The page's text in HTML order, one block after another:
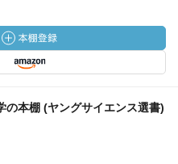
の本棚 (ヤングサイエンス選書)